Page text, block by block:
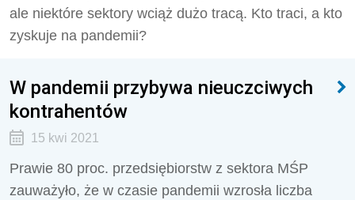
ale niektóre sektory wciąż dużo tracą. Kto traci, a kto
zyskuje na pandemii?
W pandemii przybywa nieuczciwych
kontrahentów
15 kwi 2021
Prawie 80 proc. przedsiębiorstw z sektora MŚP
zauważyło, że w czasie pandemii wzrosła liczba